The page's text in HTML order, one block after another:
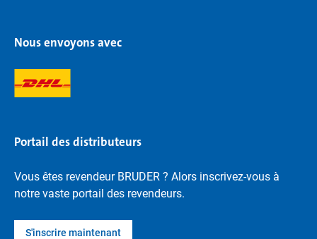
Nous envoyons avec
Portail des distributeurs
Vous êtes revendeur BRUDER ? Alors inscrivez-vous à
notre vaste portail des revendeurs.
S'inscrire maintenant